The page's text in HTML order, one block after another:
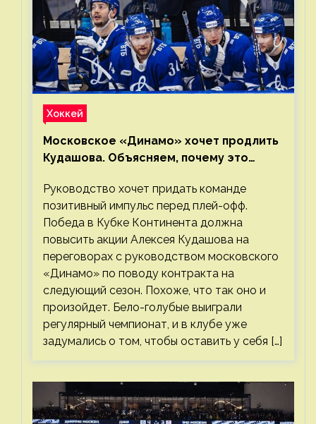
Хоккей
Московское «Динамо» хочет продлить
Кудашова. Объясняем, почему это
Руководство хочет придать команде
позитивный импульс перед плей-офф.
Победа в Кубке Континента должна
повысить акции Алексея Кудашова на
переговорах с руководством московского
«Динамо» по поводу контракта на
следующий сезон. Похоже, что так оно и
произойдет. Бело-голубые выиграли
регулярный чемпионат, и в клубе уже
задумались о том, чтобы оставить у себя […]